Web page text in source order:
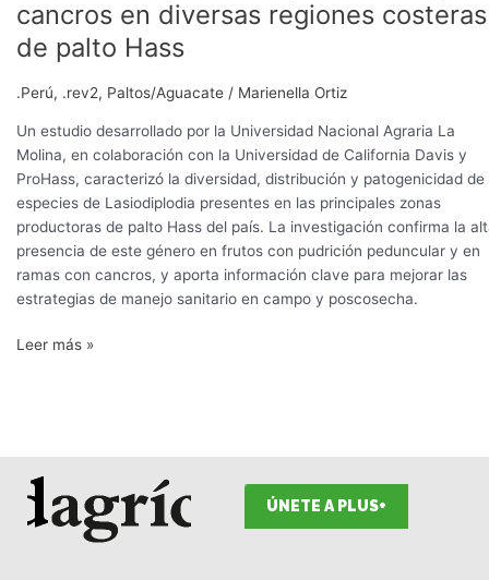
cancros en diversas regiones costeras
de palto Hass
.Perú, .rev2, Paltos/Aguacate / Marienella Ortiz
Un estudio desarrollado por la Universidad Nacional Agraria La
Molina, en colaboración con la Universidad de California Davis y
ProHass, caracterizó la diversidad, distribución y patogenicidad de
especies de Lasiodiplodia presentes en las principales zonas
productoras de palto Hass del país. La investigación confirma la
presencia de este género en frutos con pudrición peduncular y en
ramas con cancros, y aporta información clave para mejorar las
estrategias de manejo sanitario en campo y poscosecha.
Leer más »
ÚNETE A PLUS+